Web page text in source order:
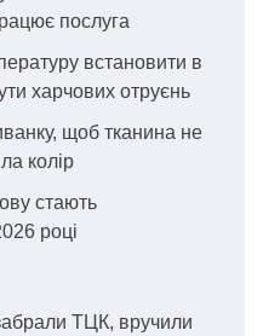
послуга
встановити в
харчових отруєнь
щоб тканина не
колір
стають
році
ТЦК, вручили